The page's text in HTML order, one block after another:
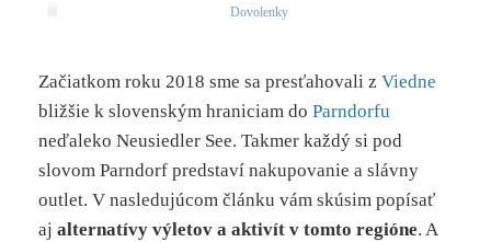
Dovolenky
Začiatkom roku 2018 sme sa presťahovali zViedne
bližšie k slovenským hraniciam doParndorfu
neďaleko Neusiedler See. Takmer každý si pod
slovom Parndorf predstaví nakupovanie a slávny
outlet. V nasledujúcom článku vám skúsim popísať
ajalternatívy výletov a aktivít v tomto regióne. A